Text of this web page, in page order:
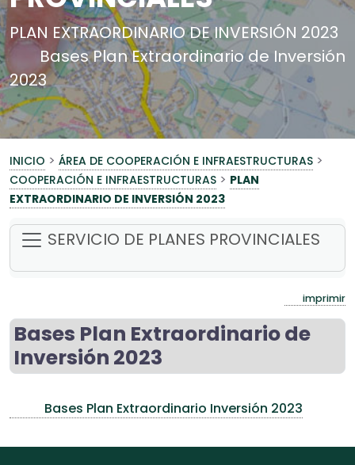
PLAN EXTRAORDINARIO DE INVERSIÓN 2023
Bases Plan Extraordinario de Inversión
2023
INICIO > ÁREA DE COOPERACIÓN E INFRAESTRUCTURAS >
COOPERACIÓN E INFRAESTRUCTURAS > PLAN
EXTRAORDINARIO DE INVERSIÓN 2023
SERVICIO DE PLANES PROVINCIALES
imprimir
Bases Plan Extraordinario de
Inversión 2023
Bases Plan Extraordinario Inversión 2023